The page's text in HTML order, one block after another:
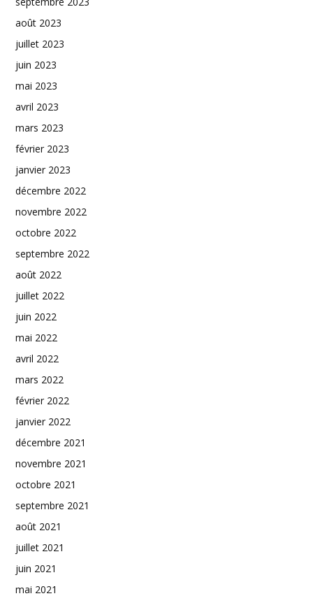
août 2023
juillet 2023
juin 2023
mai 2023
avril 2023
mars 2023
février 2023
janvier 2023
décembre 2022
novembre 2022
octobre 2022
septembre 2022
août 2022
juillet 2022
juin 2022
mai 2022
avril 2022
mars 2022
février 2022
janvier 2022
décembre 2021
novembre 2021
octobre 2021
septembre 2021
août 2021
juillet 2021
juin 2021
mai 2021